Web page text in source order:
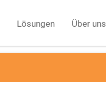
Lösungen Über uns